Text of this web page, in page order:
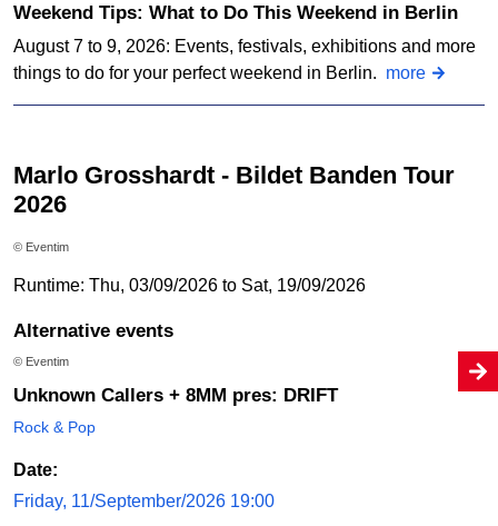
Weekend Tips: What to Do This Weekend in Berlin
August 7 to 9, 2026: Events, festivals, exhibitions and more
things to do for your perfect weekend in Berlin. more
Marlo Grosshardt - Bildet Banden Tour
2026
© Eventim
Runtime: Thu, 03/09/2026 to Sat, 19/09/2026
Alternative events
© Eventim
Unknown Callers + 8MM pres: DRIFT
Rock & Pop
Date:
Friday, 11/September/2026 19:00